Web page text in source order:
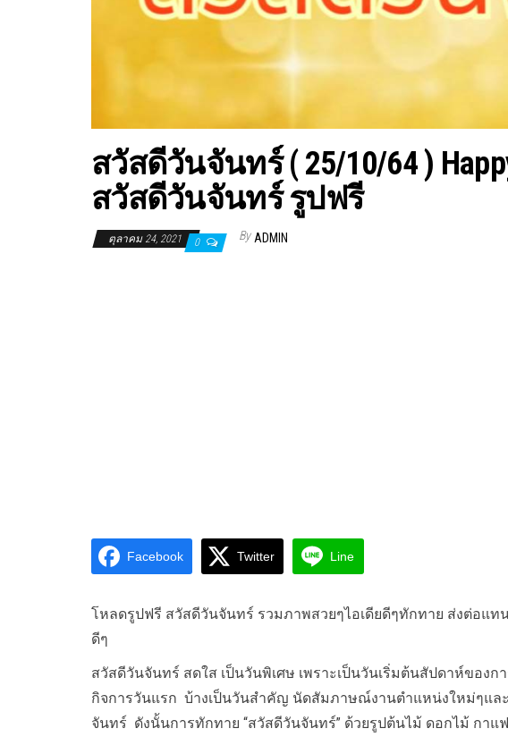
สวัสดีวันจันทร์ ( 25/10/64 )
สวัสดีวันจันทร์ รูปฟรี
ตุลาคม 24, 2021 0 By ADMIN
Facebook Twitter Line
โหลดรูปฟรี สวัสดีวันจันทร์ รวมภาพสวยๆไอเดียดีๆทักทาย ส่งต่อแ
ดีๆ
สวัสดีวันจันทร์ สดใส เป็นวันพิเศษ เพราะเป็นวันเริ่มต้นสัปดาห์ของก
กิจการวันแรก บ้างเป็นวันสำคัญ นัดสัมภาษณ์งานตำแหน่งใหม่ๆแล
จันทร์ ดังนั้นการทักทาย “สวัสดีวันจันทร์” ด้วยรูปต้นไม้ ดอกไม้ กาแ